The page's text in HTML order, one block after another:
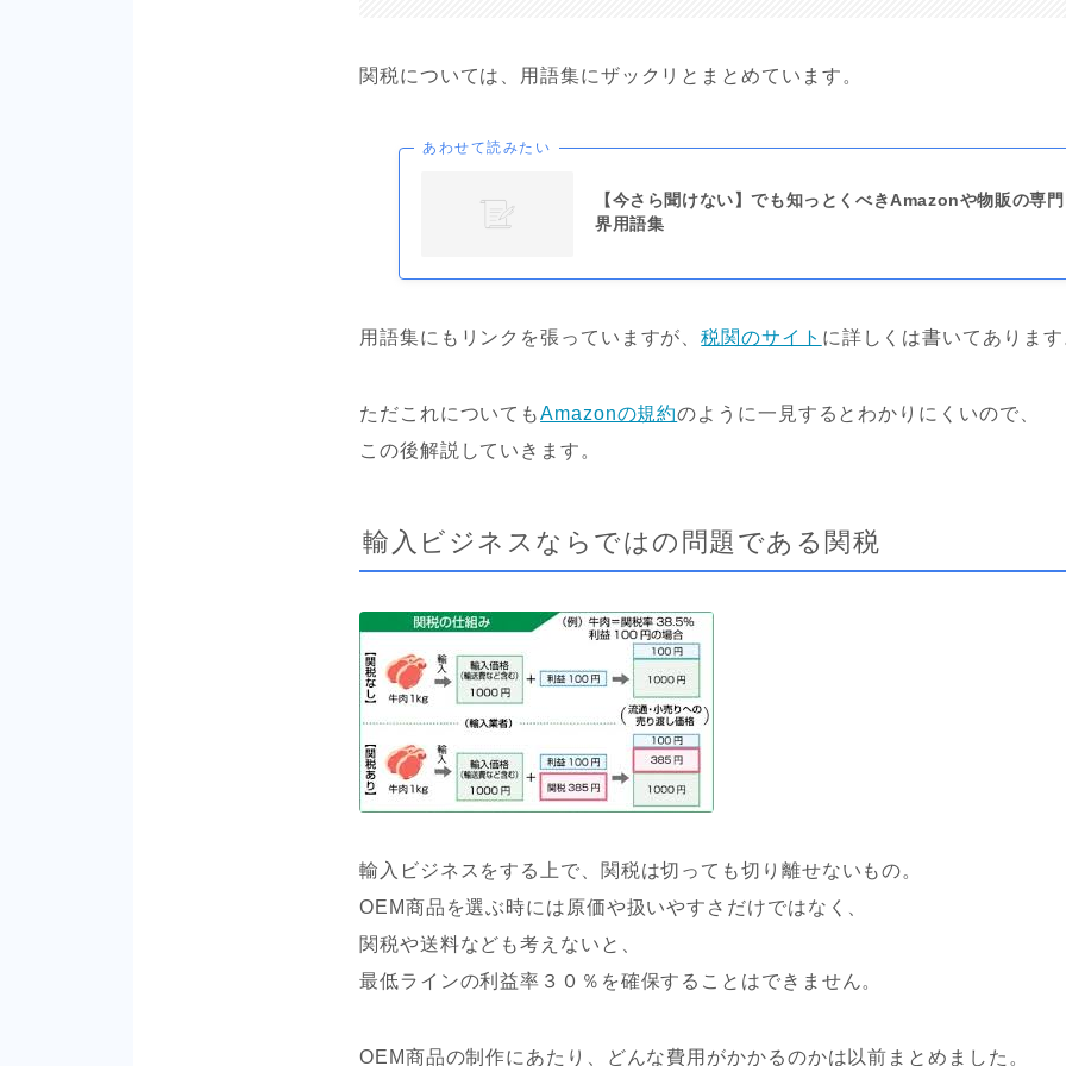
関税については、用語集にザックリとまとめています。
あわせて読みたい
【今さら聞けない】でも知っとくべきAmazonや物販の専
界用語集
用語集にもリンクを張っていますが、税関のサイト に詳しくは書いてあります
ただこれについてもAmazonの規約のように一見するとわかりにくいので、
この後解説していきます。
輸入ビジネスならではの問題である関税
輸入ビジネスをする上で、関税は切っても切り離せないもの。
OEM商品を選ぶ時には原価や扱いやすさだけではなく、
関税や送料なども考えないと、
最低ラインの利益率３０％を確保することはできません。
OEM商品の制作にあたり、どんな費用がかかるのかは以前まとめました。